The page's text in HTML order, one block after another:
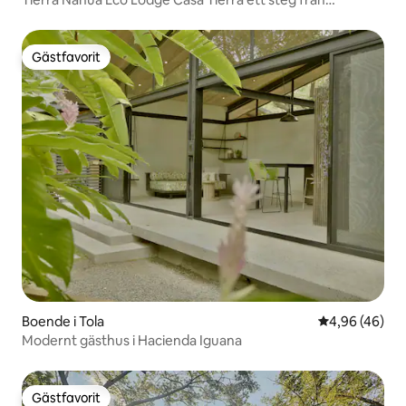
Gästfavorit
Gästfavorit
Boende i Tola 4,96 av 5 i
4,96 (46)
Modernt gästhus i Hacienda Iguana
Gästfavorit